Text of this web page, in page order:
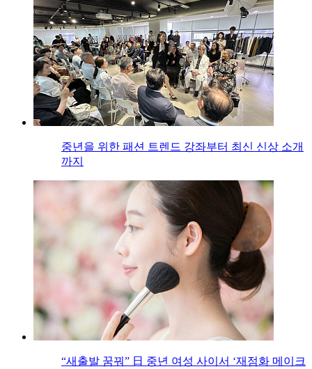
중년을 위한 패션 트렌드 강좌부터 최신 신상 소개
까지
“새출발 꿈꿔” 日 중년 여성 사이서 ‘재점화 메이크